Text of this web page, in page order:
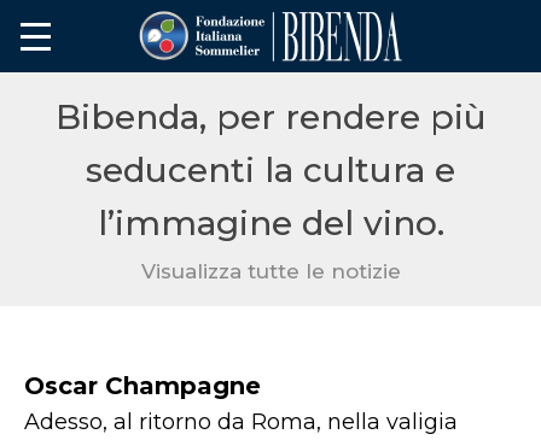
Bibenda, per rendere più
seducenti la cultura e
l’immagine del vino.
Visualizza tutte le notizie
Oscar Champagne
Adesso, al ritorno da Roma, nella valigia